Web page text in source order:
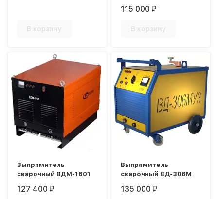
В корзину
115 000₽
В корзину
Выпрямитель
сварочный ВДМ-1601
127 400₽
Выпрямитель
сварочный ВД-306М
135 000₽